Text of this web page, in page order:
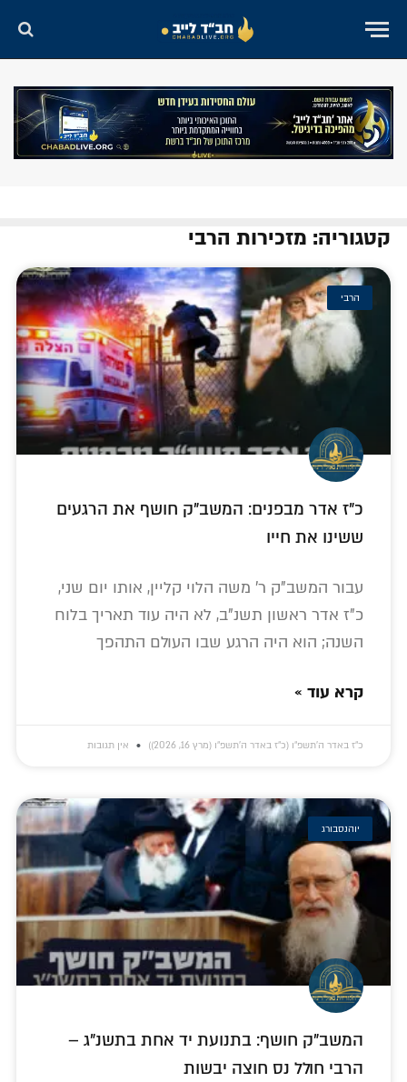
קטגוריה: מזכירות הרבי
הרבי
כ"ז אדר מבפנים: המשב"ק חושף את הרגעים
ששינו את חייו
עבור המשב"ק ר' משה הלוי קליין, אותו יום שני,
כ"ז אדר ראשון תשנ"ב, לא היה עוד תאריך בלוח
השנה; הוא היה הרגע שבו העולם התהפך
קרא עוד »
כ״ז באדר ה׳תשפ״ו (כ״ז באדר ה׳תשפ״ו (מרץ 16, 2026)) אין תגובות
יוהנסבורג
המשב"ק חושף: בתנועת יד אחת בתשנ"ג –
הרבי חולל נס חוצה יבשות